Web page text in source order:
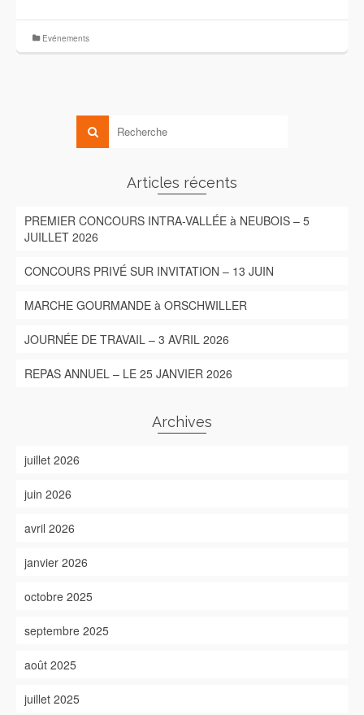
Evénements
Articles récents
PREMIER CONCOURS INTRA-VALLÉE à NEUBOIS – 5
JUILLET 2026
CONCOURS PRIVÉ SUR INVITATION – 13 JUIN
MARCHE GOURMANDE à ORSCHWILLER
JOURNÉE DE TRAVAIL – 3 AVRIL 2026
REPAS ANNUEL – LE 25 JANVIER 2026
Archives
juillet 2026
juin 2026
avril 2026
janvier 2026
octobre 2025
septembre 2025
août 2025
juillet 2025